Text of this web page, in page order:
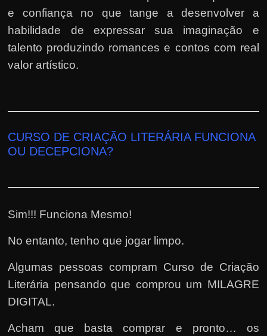
e confiança no que tange a desenvolver a
habilidade de expressar sua imaginação e
talento produzindo romances e contos com real
valor artístico.
CURSO DE CRIAÇÃO LITERÁRIA FUNCIONA
OU DECEPCIONA?
Sim!!! Funciona Mesmo!
No entanto, tenho que jogar limpo.
Algumas pessoas compram Curso de Criação
Literária pensando que comprou um MILAGRE
DIGITAL.
Acham que basta comprar e pronto… os